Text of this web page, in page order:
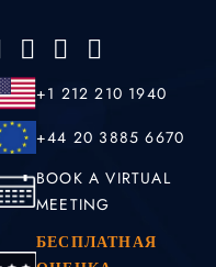
+1 212 210 1940
+44 20 3885 6670
BOOK A VIRTUAL
MEETING
БЕСПЛАТНАЯ